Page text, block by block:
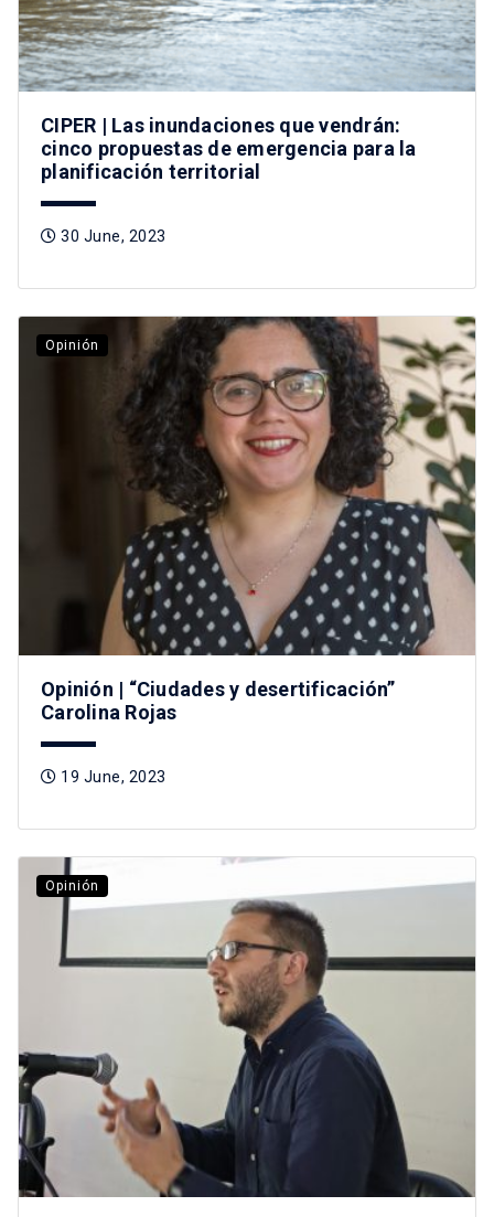
CIPER | Las inundaciones que vendrán:
cinco propuestas de emergencia para la
planificación territorial
30 June, 2023
Opinión
Opinión | “Ciudades y desertificación”
Carolina Rojas
19 June, 2023
Opinión